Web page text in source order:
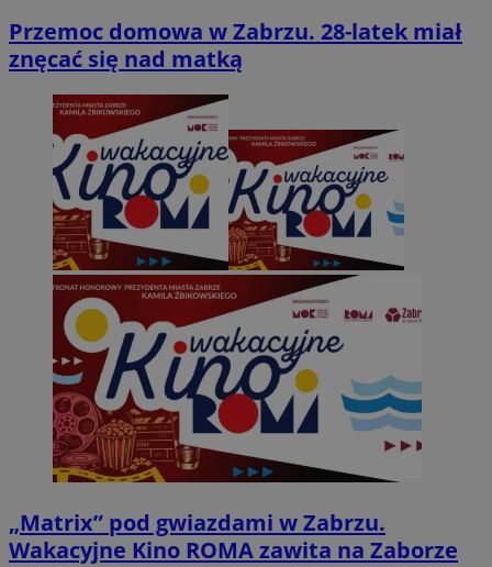
Przemoc domowa w Zabrzu. 28-latek miał
znęcać się nad matką
„Matrix” pod gwiazdami w Zabrzu.
Wakacyjne Kino ROMA zawita na Zaborze